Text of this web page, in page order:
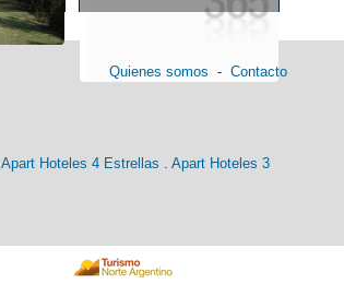
Quienes somos - Contacto
Apart Hoteles 4 Estrellas . Apart Hoteles 3